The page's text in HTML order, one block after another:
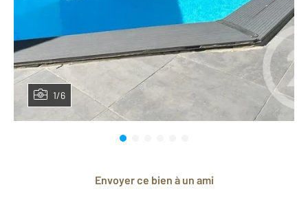
1/6
Envoyer ce bien à un ami